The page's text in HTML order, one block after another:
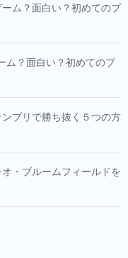
ーム？面白い？初めてのプ
ム？面白い？初めてのプ
ンプリで勝ち抜く５つの方
・ブルームフィールドを